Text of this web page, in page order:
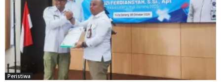
Peristiwa